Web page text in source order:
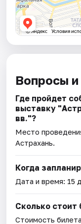
Вопросы
Где пройдет
выставку
вв."?
Место
Астрахань.
Когда
Дата и время: 15
Сколько стоит
Стоимость